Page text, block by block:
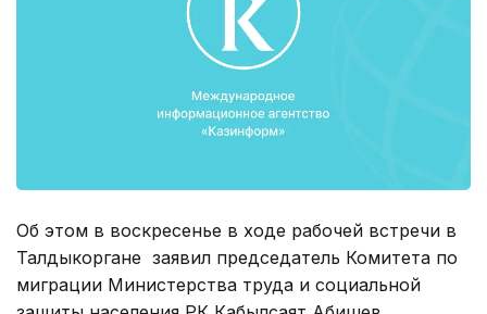
Об этом в воскресенье в ходе рабочей встречи в
Талдыкоргане заявил председатель Комитета по
миграции Министерства труда и социальной